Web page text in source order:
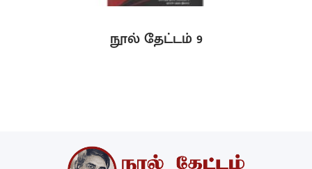
நூல் தேட்டம் 9